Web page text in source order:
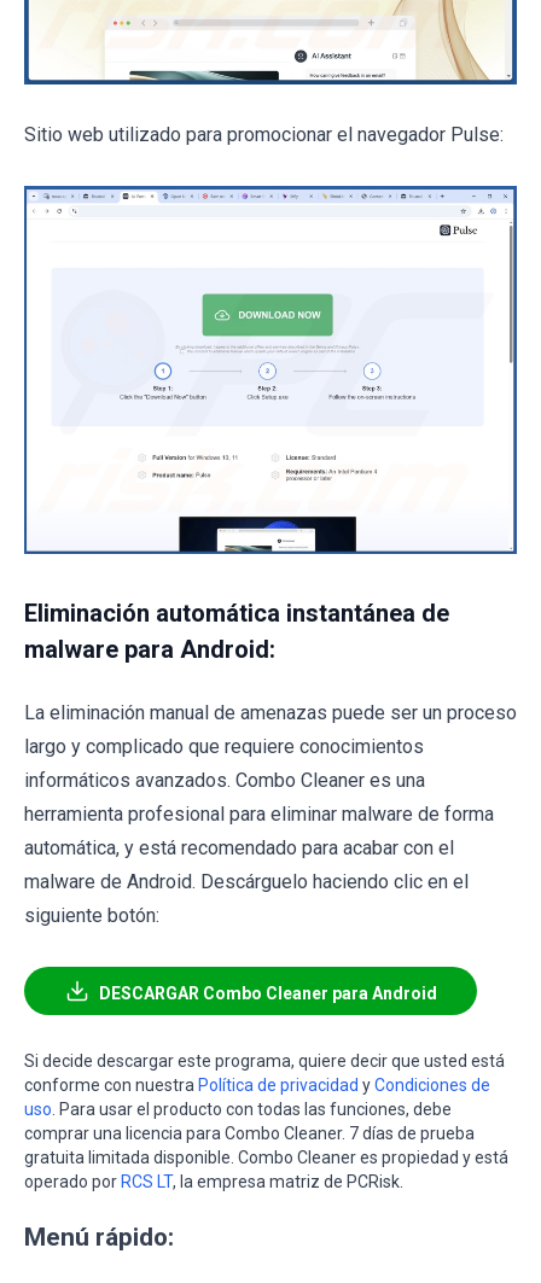
Sitio web utilizado para promocionar el navegador Pulse:
Eliminación automática instantánea de
malware para Android:
La eliminación manual de amenazas puede ser un proceso
largo y complicado que requiere conocimientos
informáticos avanzados. Combo Cleaner es una
herramienta profesional para eliminar malware de forma
automática, y está recomendado para acabar con el
malware de Android. Descárguelo haciendo clic en el
siguiente botón:
DESCARGAR Combo Cleaner para Android
Si decide descargar este programa, quiere decir que usted está
conforme con nuestra Política de privacidad yCondiciones de
uso . Para usar el producto con todas las funciones, debe
comprar una licencia para Combo Cleaner. 7 días de prueba
gratuita limitada disponible. Combo Cleaner es propiedad y está
operado por RCS LT, la empresa matriz de PCRisk.
Menú rápido: